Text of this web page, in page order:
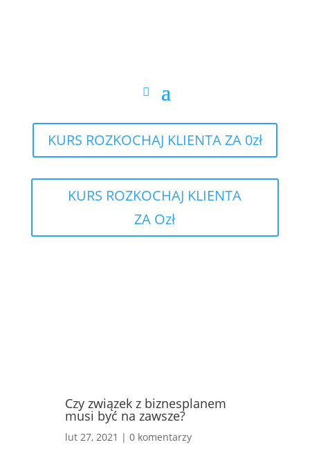
KURS ROZKOCHAJ KLIENTA ZA 0zł
KURS ROZKOCHAJ KLIENTA
ZA Ozł
Czy związek z biznesplanem
musi być na zawsze?
lut 27, 2021 |0 komentarzy